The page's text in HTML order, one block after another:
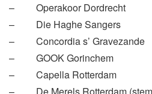
– Operakoor Dordrecht
– Die Haghe Sangers
– Concordia s’ Gravezande
– GOOK Gorinchem
– Capella Rotterdam